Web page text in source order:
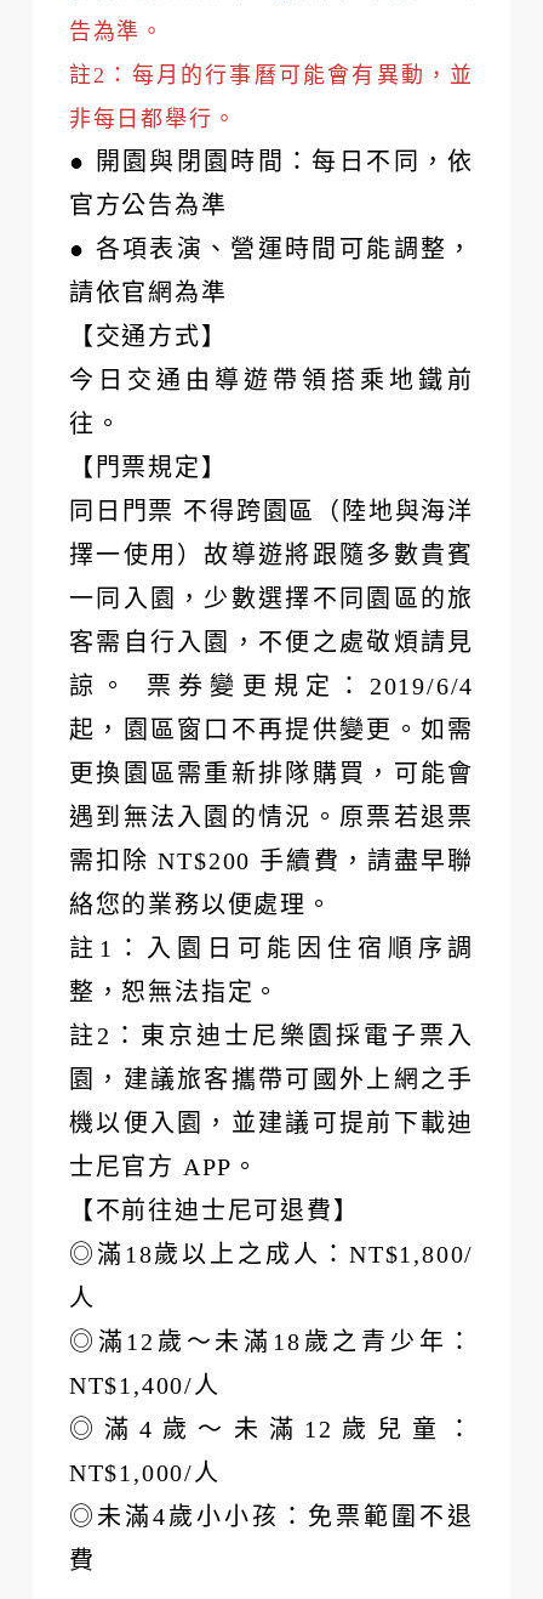
告為準。
註2：每月的行事曆可能會有異動，並
非每日都舉行。
● 開園與閉園時間：每日不同，依
官方公告為準
● 各項表演、營運時間可能調整，
請依官網為準
【交通方式】
今日交通由導遊帶領搭乘地鐵前
往。
【門票規定】
同日門票 不得跨園區（陸地與海洋
擇一使用）故導遊將跟隨多數貴賓
一同入園，少數選擇不同園區的旅
客需自行入園，不便之處敬煩請見
諒。 票券變更規定：2019/6/4
起，園區窗口不再提供變更。如需
更換園區需重新排隊購買，可能會
遇到無法入園的情況。原票若退票
需扣除 NT$200 手續費，請盡早聯
絡您的業務以便處理。
註1：入園日可能因住宿順序調
整，恕無法指定。
註2：東京迪士尼樂園採電子票入
園，建議旅客攜帶可國外上網之手
機以便入園，並建議可提前下載迪
士尼官方 APP。
【不前往迪士尼可退費】
◎滿18歲以上之成人：NT$1,800/
人
◎滿12歲～未滿18歲之青少年：
NT$1,400/人
◎滿4歲～未滿12歲兒童：
NT$1,000/人
◎未滿4歲小小孩：免票範圍不退
費